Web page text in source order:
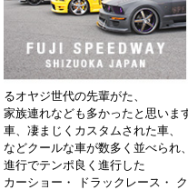
るオヤジ世代の先輩がた、
家族連れなども多かったと思いま
車、凄まじくカスタムされた車、
などクールな車が数多く並べられ
進行でテンポ良く進行した
カーショー・ ドラックレース・